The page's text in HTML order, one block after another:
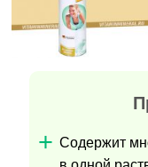
Содержит